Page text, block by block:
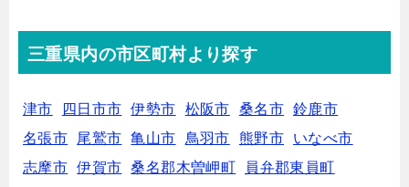
三重県内の市区町村より探す
津市 四日市市 伊勢市 松阪市 桑名市 鈴鹿市
名張市
尾鷲市 亀山市 鳥羽市 熊野市
いなべ市
志摩市
伊賀市 桑名郡木曽岬町
員弁郡東員町